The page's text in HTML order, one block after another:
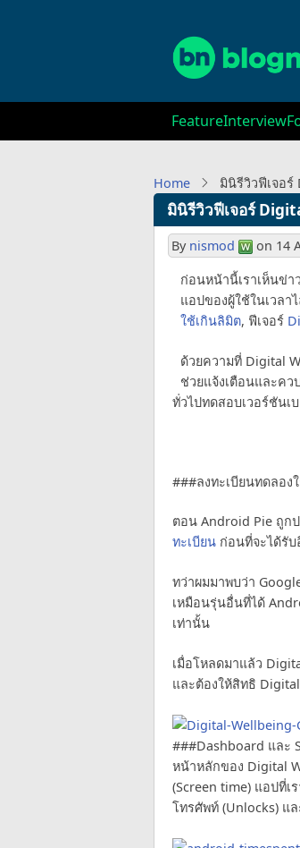
Main
FeatureInterview
Home มินิรีวิวฟีเจอ
มินิรีวิวฟีเจอร์
By nismod on 14
ก่อนหน้านี้เราเห็นข่
แอปของผู้ใช้ในเวลา
ใช้เกินลิมิต, ฟีเจอร์
ด้วยความที่ Digital
ช่วยแจ้งเตือนและค
ทั่วไปทดสอบเวอร์ชันเ
###ลงทะเบียนทดลอง
ตอน Android Pie ถูก
ทะเบียน ก่อนที่จะได้รั
ทว่าผมมาพบว่า
เหมือนรุ่นอื่นที่ได้
เท่านั้น
เมื่อโหลดมาแล้ว
และต้องให้สิทธิ
###Dashboard และ
หน้าหลักของ Digital
(Screen time) แอปที่เ
โทรศัพท์ (Unlocks) แ